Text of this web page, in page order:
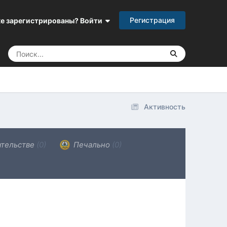
зарегистрированы? Войти Регистрация
Активность
(0) Печально (0)